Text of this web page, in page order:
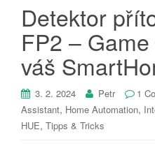
Detektor
FP2 –
váš
3. 2. 2024 Petr 1
Assistant, Home Automation,
HUE, Tipps & Tricks